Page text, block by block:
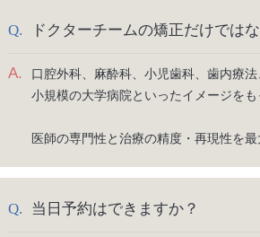
ドクターチームの矯正だけでは
A.
口腔外科、麻酔科、小児歯科、歯内療
小規模の大学病院といったイメージを
医師の専門性と治療の精度・再現性を
当日予約はできますか？